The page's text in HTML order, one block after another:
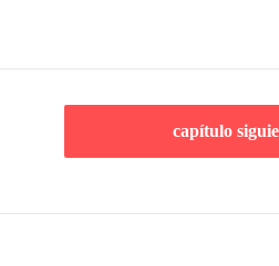
capítulo